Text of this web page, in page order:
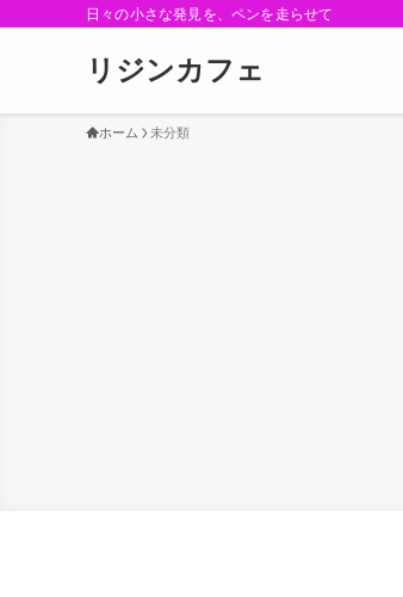
日々の小さな発見を、ペンを走らせて
リジンカフェ
ホーム 未分類